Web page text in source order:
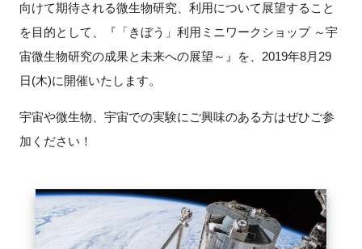
イベント
プログラム
ニュース・掲示板
特別会員
向けて期待される微生物研究、利用について展望すること
を目的として、『「きぼう」利用ミニワークショップ ～宇
宙微生物研究の成果と未来への展望～』を、2019年8月29
日(木)に開催いたします。
宇宙や微生物、宇宙での実験にご興味のある方はぜひご参
加ください！